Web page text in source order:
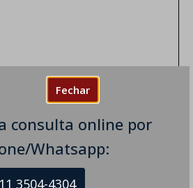
Fechar
consulta online por
Whatsapp:
11 3504-4304